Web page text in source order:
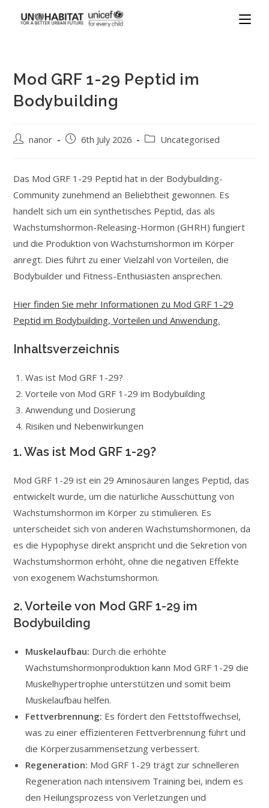
Mod GRF 1-29 Peptid im
Bodybuilding
nanor 6th July 2026 Uncategorised
Das Mod GRF 1-29 Peptid hat in der Bodybuilding-
Community zunehmend an Beliebtheit gewonnen. Es
handelt sich um ein synthetisches Peptid, das als
Wachstumshormon-Releasing-Hormon (GHRH) fungiert
und die Produktion von Wachstumshormon im Körper
anregt. Dies führt zu einer Vielzahl von Vorteilen, die
Bodybuilder und Fitness-Enthusiasten ansprechen.
Hier finden Sie mehr Informationen zu Mod GRF 1-29
Peptid im Bodybuilding, Vorteilen und Anwendung.
Inhaltsverzeichnis
Was ist Mod GRF 1-29?
Vorteile von Mod GRF 1-29 im Bodybuilding
Anwendung und Dosierung
Risiken und Nebenwirkungen
1. Was ist Mod GRF 1-29?
Mod GRF 1-29 ist ein 29 Aminosäuren langes Peptid, das
entwickelt wurde, um die natürliche Ausschüttung von
Wachstumshormon im Körper zu stimulieren. Es
unterscheidet sich von anderen Wachstumshormonen, da
es die Hypophyse direkt anspricht und die Sekretion von
Wachstumshormon erhöht, ohne die negativen Effekte
von exogenem Wachstumshormon.
2. Vorteile von Mod GRF 1-29 im
Bodybuilding
Muskelaufbau: Durch die erhöhte
Wachstumshormonproduktion kann Mod GRF 1-29 die
Muskelhypertrophie unterstützen und somit beim
Muskelaufbau helfen.
Fettverbrennung: Es fördert den Fettstoffwechsel,
was zu einer effizienteren Fettverbrennung führt und
die Körperzusammensetzung verbessert.
Regeneration: Mod GRF 1-29 trägt zur schnelleren
Regeneration nach intensivem Training bei, indem es
den Heilungsprozess von Verletzungen und